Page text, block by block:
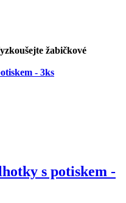
žabičkové
s potiskem -